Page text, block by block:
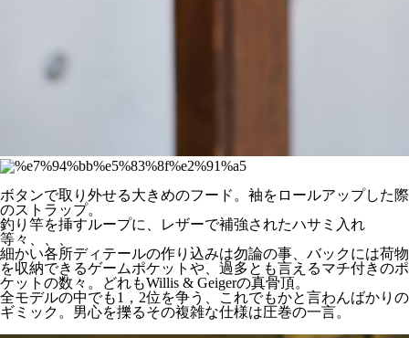
ボタンで取り外せる大きめのフード。袖をロールアップした際
のストラップ。
釣り竿を挿すループに、レザーで補強されたハサミ入れ
等々、、、
細かい各所ディテールの作り込みは勿論の事、バックには荷物
を収納できるゲームポケットや、過多とも言えるマチ付きのポ
ケットの数々。どれもWillis & Geigerの真骨頂。
全モデルの中でも1，2位を争う、これでもかと言わんばかりの
ギミック。男心を擽るその複雑な仕様は圧巻の一言。